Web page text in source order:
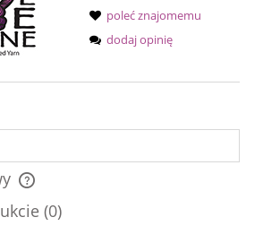
poleć znajomemu
dodaj opinię
kosztów płatności
(0)